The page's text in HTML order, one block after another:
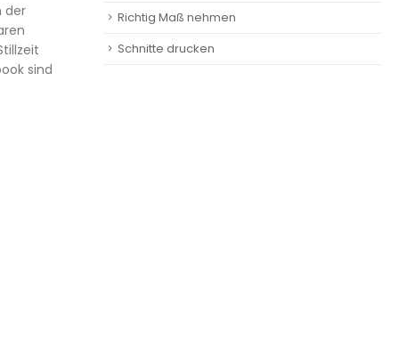
der
sind
Richtig Maß nehmen
Schnitte drucken